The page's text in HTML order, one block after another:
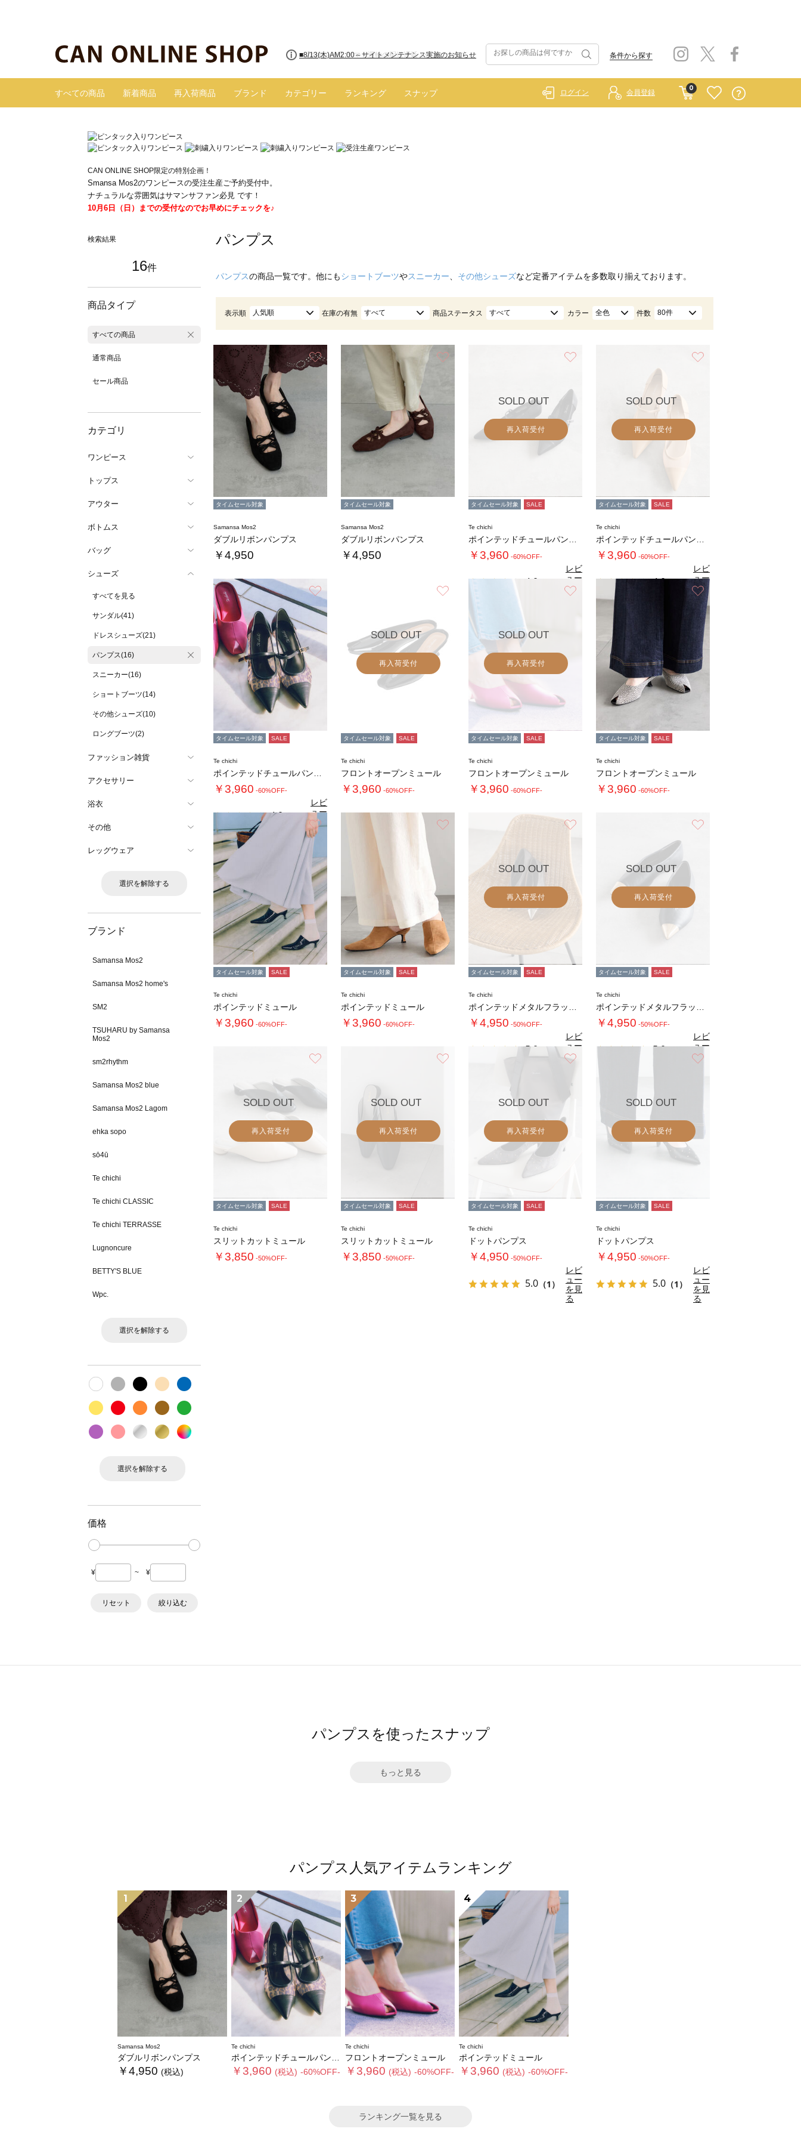
■8/13(木)AM2:00～サイトメンテナンス実施のお知らせ 条件から探す
すべての商品 新着商品 再入荷商品 ブランド カテゴリー ランキング スナップ
0
ログイン 会員登録
CAN ONLINE SHOP限定の特別企画！
Smansa Mos2のワンピースの受注生産ご予約受付中。
ナチュラルな雰囲気はサマンサファン必見 です！
10月6日（日）までの受付なのでお早めにチェックを♪
検索結果
16件
商品タイプ
すべての商品
通常商品
セール商品
カテゴリ
ワンピース
トップス
アウター
ボトムス
バッグ
シューズ
すべてを見る
サンダル(41)
ドレスシューズ(21)
パンプス(16)
スニーカー(16)
ショートブーツ(14)
その他シューズ(10)
ロングブーツ(2)
ファッション雑貨
アクセサリー
浴衣
その他
レッグウェア
選択を解除する
ブランド
Samansa Mos2
Samansa Mos2 home's
SM2
TSUHARU by Samansa
Mos2
sm2rhythm
Samansa Mos2 blue
Samansa Mos2 Lagom
ehka sopo
sō4ū
Te chichi
Te chichi CLASSIC
Te chichi TERRASSE
Lugnoncure
BETTY'S BLUE
Wpc.
選択を解除する
選択を解除する
価格
¥ ~ ¥
リセット 絞り込む
パンプス
パンプスの商品一覧です。他にもショートブーツやスニーカー その他シューズなど定番アイテムを多数取り揃えております。
表示順 人気順 在庫の有無 すべて 商品ステータス すべて カラー 全色 件数 80件
タイムセール対象
Samansa Mos2
ダブルリボンパンプス
￥4,950
タイムセール対象
Samansa Mos2
ダブルリボンパンプス
￥4,950
SOLD OUT
再入荷受付
タイムセール対象 SALE
Te chichi
￥3,960 -60%OFF-
4.0
レビ
ュー
を見
る
SOLD OUT
再入荷受付
タイムセール対象 SALE
Te chichi
￥3,960 -60%OFF-
4.0（2）
レビ
ュー
を見
る
タイムセール対象 SALE
Te chichi
￥3,960 -60%OFF-
4.0（2）
レビ
ュー
を見
る
SOLD OUT
再入荷受付
タイムセール対象 SALE
Te chichi
フロントオープンミュール
￥3,960 -60%OFF-
SOLD OUT
再入荷受付
タイムセール対象 SALE
Te chichi
フロントオープンミュール
￥3,960 -60%OFF-
お気に入り
タイムセール対象 SALE
Te chichi
フロントオープンミュール
￥3,960 -60%OFF-
タイムセール対象 SALE
Te chichi
ポインテッドミュール
￥3,960 -60%OFF-
タイムセール対象 SALE
Te chichi
ポインテッドミュール
￥3,960 -60%OFF-
SOLD OUT
再入荷受付
タイムセール対象 SALE
Te chichi
￥4,950 -50%OFF-
5.0 （3）
レビ
ュー
を見
る
SOLD OUT
再入荷受付
タイムセール対象 SALE
Te chichi
￥4,950 -50%OFF-
5.0（3）
レビ
ュー
を見
る
SOLD OUT
再入荷受付
タイムセール対象 SALE
Te chichi
スリットカットミュール
￥3,850 -50%OFF-
SOLD OUT
再入荷受付
タイムセール対象 SALE
Te chichi
スリットカットミュール
￥3,850 -50%OFF-
SOLD OUT
再入荷受付
タイムセール対象 SALE
Te chichi
ドットパンプス
￥4,950 -50%OFF-
5.0 （1）
レビ
ュー
を見
る
SOLD OUT
再入荷受付
タイムセール対象 SALE
Te chichi
ドットパンプス
￥4,950 -50%OFF-
5.0 （1）
レビ
ュー
を見
る
パンプスを使ったスナップ
もっと見る
パンプス人気アイテムランキング
1
Samansa Mos2
ダブルリボンパンプス
￥4,950 (税込)
2
Te chichi
ポインテッドチュールパンプス
￥3,960 (税込) -60%OFF-
3
Te chichi
フロントオープンミュール
￥3,960 (税込) -60%OFF-
4
Te chichi
ポインテッドミュール
￥3,960 (税込) -60%OFF-
ランキング一覧を見る